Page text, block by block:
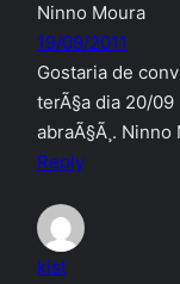
Ninno Moura
19/09/2011
Gostaria de
terÃ§a dia 20/
abraÃ§Ã¸. Ninno
Reply
kist